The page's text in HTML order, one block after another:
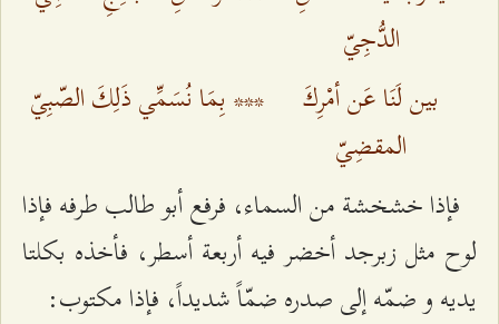
الدُّجِيّ
بين لَنَا عَن أمْرِكَ
المقضِيّ
*** بِمَا نُسَمِّي ذَلِكَ الصّبِيّ‌
فإذا خشخشة من السماء، فرفع أبو طالب طرفه فإذا
لوح مثل زبرجد أخضر فيه أربعة أسطر، فأخذه بكلتا
يديه و ضمّه إلى صدره ضمّاً شديداً، فإذا مكتوب: